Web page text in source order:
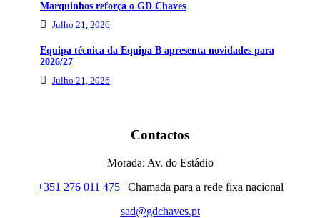
Marquinhos reforça o GD Chaves
Julho 21, 2026
Equipa técnica da Equipa B apresenta novidades para
2026/27
Julho 21, 2026
Contactos
Morada: Av. do Estádio
+351 276 011 475| Chamada para a rede fixa nacional
sad@gdchaves.pt